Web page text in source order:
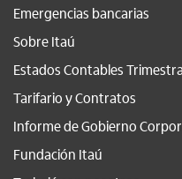
Emergencias bancarias
Sobre Itaú
Estados Contables
Tarifario y Contratos
Informe de Gobierno
Fundación Itaú